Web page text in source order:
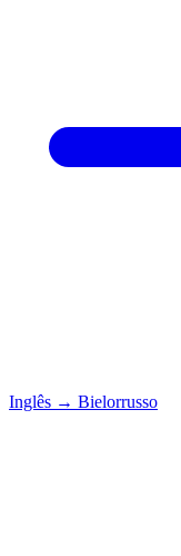
Inglês → Bielorrusso